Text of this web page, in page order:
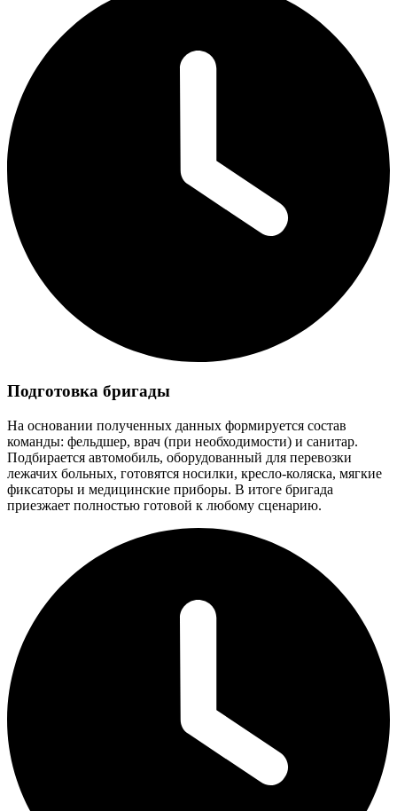
Подготовка бригады
На основании полученных данных формируется состав
команды: фельдшер, врач (при необходимости) и санитар.
Подбирается автомобиль, оборудованный для перевозки
лежачих больных, готовятся носилки, кресло-коляска, мягкие
фиксаторы и медицинские приборы. В итоге бригада
приезжает полностью готовой к любому сценарию.